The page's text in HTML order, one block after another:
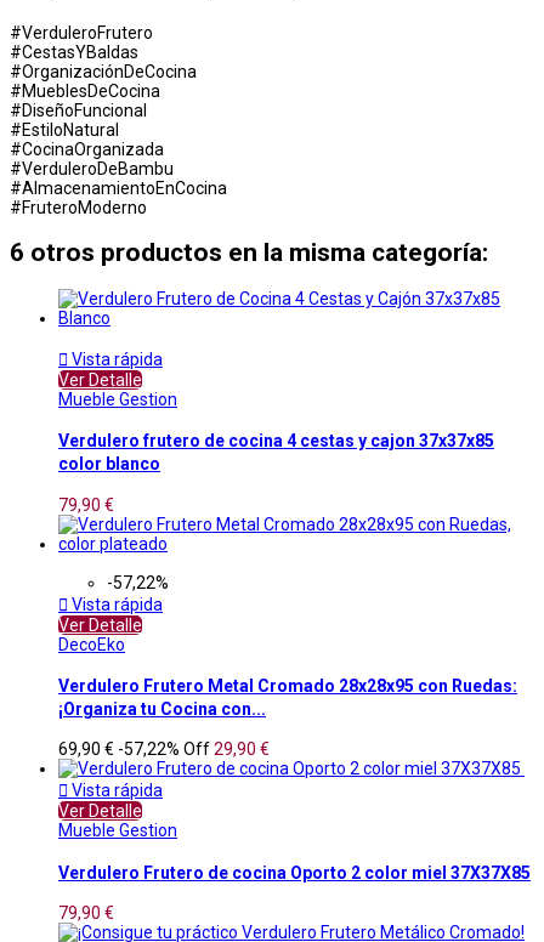
#VerduleroFrutero
#CestasYBaldas
#OrganizaciónDeCocina
#MueblesDeCocina
#DiseñoFuncional
#EstiloNatural
#CocinaOrganizada
#VerduleroDeBambu
#AlmacenamientoEnCocina
#FruteroModerno
6 otros productos en la misma categoría:
 Vista rápida
Ver Detalle
Mueble Gestion
Verdulero frutero de cocina 4 cestas y cajon 37x37x85
color blanco
79,90 €
-57,22%
 Vista rápida
Ver Detalle
DecoEko
Verdulero Frutero Metal Cromado 28x28x95 con Ruedas:
¡Organiza tu Cocina con...
69,90 € -57,22% Off29,90 €
 Vista rápida
Ver Detalle
Mueble Gestion
Verdulero Frutero de cocina Oporto 2 color miel 37X37X85
79,90 €